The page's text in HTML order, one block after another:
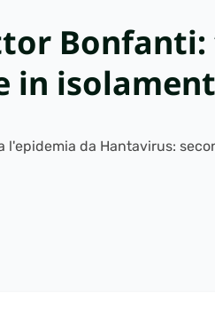
Bonfanti:
in
l'epidemia da Hantavirus: